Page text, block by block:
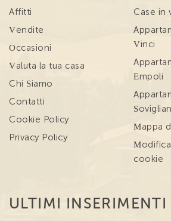
Affitti
Vendite
Occasioni
Valuta la tua casa
Chi Siamo
Contatti
Cookie Policy
Privacy Policy
Case in
Vinci
Empoli
Mappa
cookie
ULTIMI INSERIMENTI